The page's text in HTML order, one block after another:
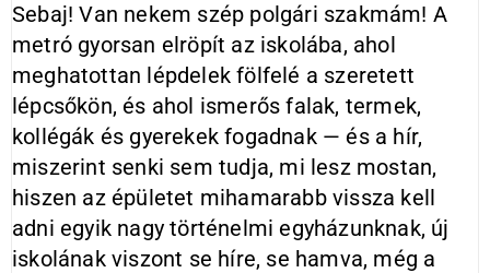
Sebaj! Van nekem szép polgári szakmám! A
metró gyorsan elröpít az iskolába, ahol
meghatottan lépdelek fölfelé a szeretett
lépcsőkön, és ahol ismerős falak, termek,
kollégák és gyerekek fogadnak — és a hír,
miszerint senki sem tudja, mi lesz mostan,
hiszen az épületet mihamarabb vissza kell
adni egyik nagy történelmi egyházunknak, új
iskolának viszont se híre, se hamva, még a